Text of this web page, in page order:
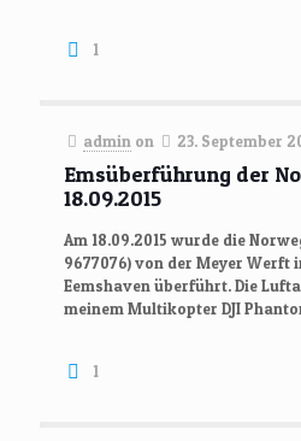
1
admin on 23. September
Emsüberführung der
18.09.2015
Am 18.09.2015 wurde die
9677076) von der Meyer Werft
Eemshaven überführt. Die
meinem Multikopter DJI
1